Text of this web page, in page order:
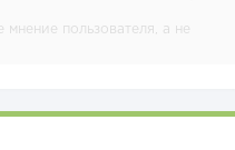
пользователя, а не